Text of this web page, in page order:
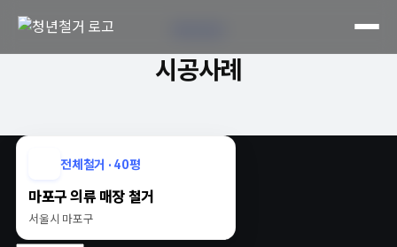
시공사례
전체철거 · 40평
마포구 의류 매장 철거
서울시 마포구